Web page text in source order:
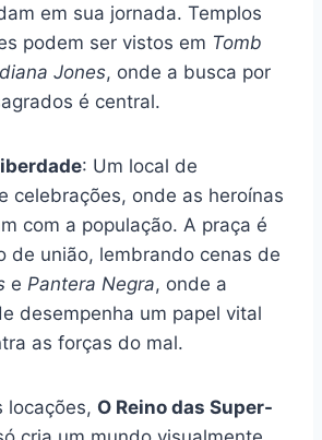
em sua jornada. Templos
podem ser vistos em Tomb
Jones, onde a busca por
é central.
: Um local de
celebrações, onde as heroínas
com a população. A praça é
de união, lembrando cenas de
e Pantera Negra, onde a
desempenha um papel vital
as forças do mal.
locações, O Reino das Super-